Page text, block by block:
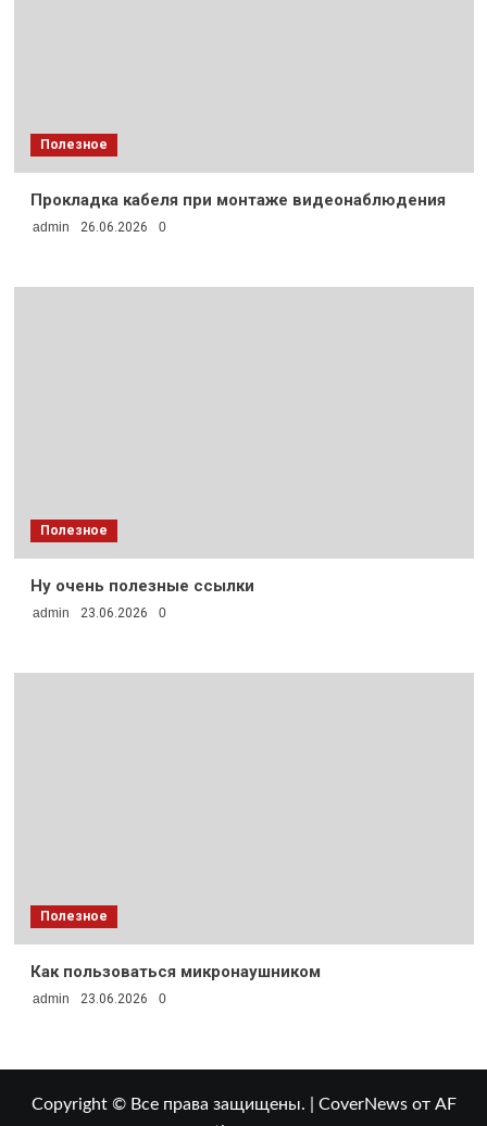
Полезное
Прокладка кабеля при монтаже видеонаблюдения
admin 26.06.2026 0
Полезное
Ну очень полезные ссылки
admin 23.06.2026 0
Полезное
Как пользоваться микронаушником
admin 23.06.2026 0
Copyright © Все права защищены. CoverNewsот AF